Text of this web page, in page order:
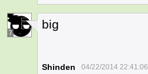
7
big
Shinden 04/22/2014 22:41:06